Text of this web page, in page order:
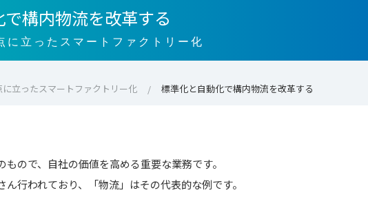
構内物流を改革する
に立ったスマートファクトリー化
に立ったスマートファクトリー化 標準化と自動化で構内物流を改革する
ので、自社の価値を高める重要な業務です。
行われており、「物流」はその代表的な例です。